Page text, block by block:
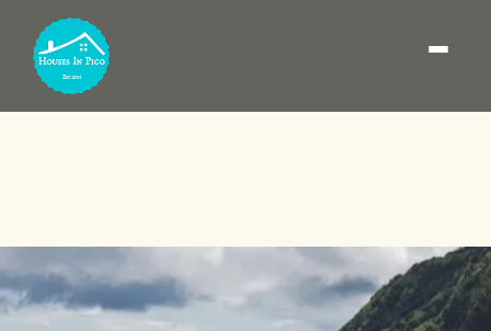
Prainha de Baixo (Pico):
Reiseführer und